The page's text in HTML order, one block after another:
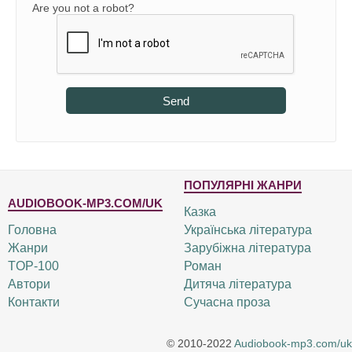
Are you not a robot?
Send
AUDIOBOOK-MP3.COM/UK
Головна
Жанри
TOP-100
Автори
Контакти
ПОПУЛЯРНІ ЖАНРИ
Казка
Українська література
Зарубіжна література
Роман
Дитяча література
Сучасна проза
© 2010-2022 Audiobook-mp3.com/uk